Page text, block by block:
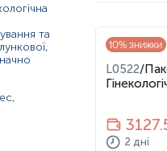
та
10% знижки
L0522/
2 дні